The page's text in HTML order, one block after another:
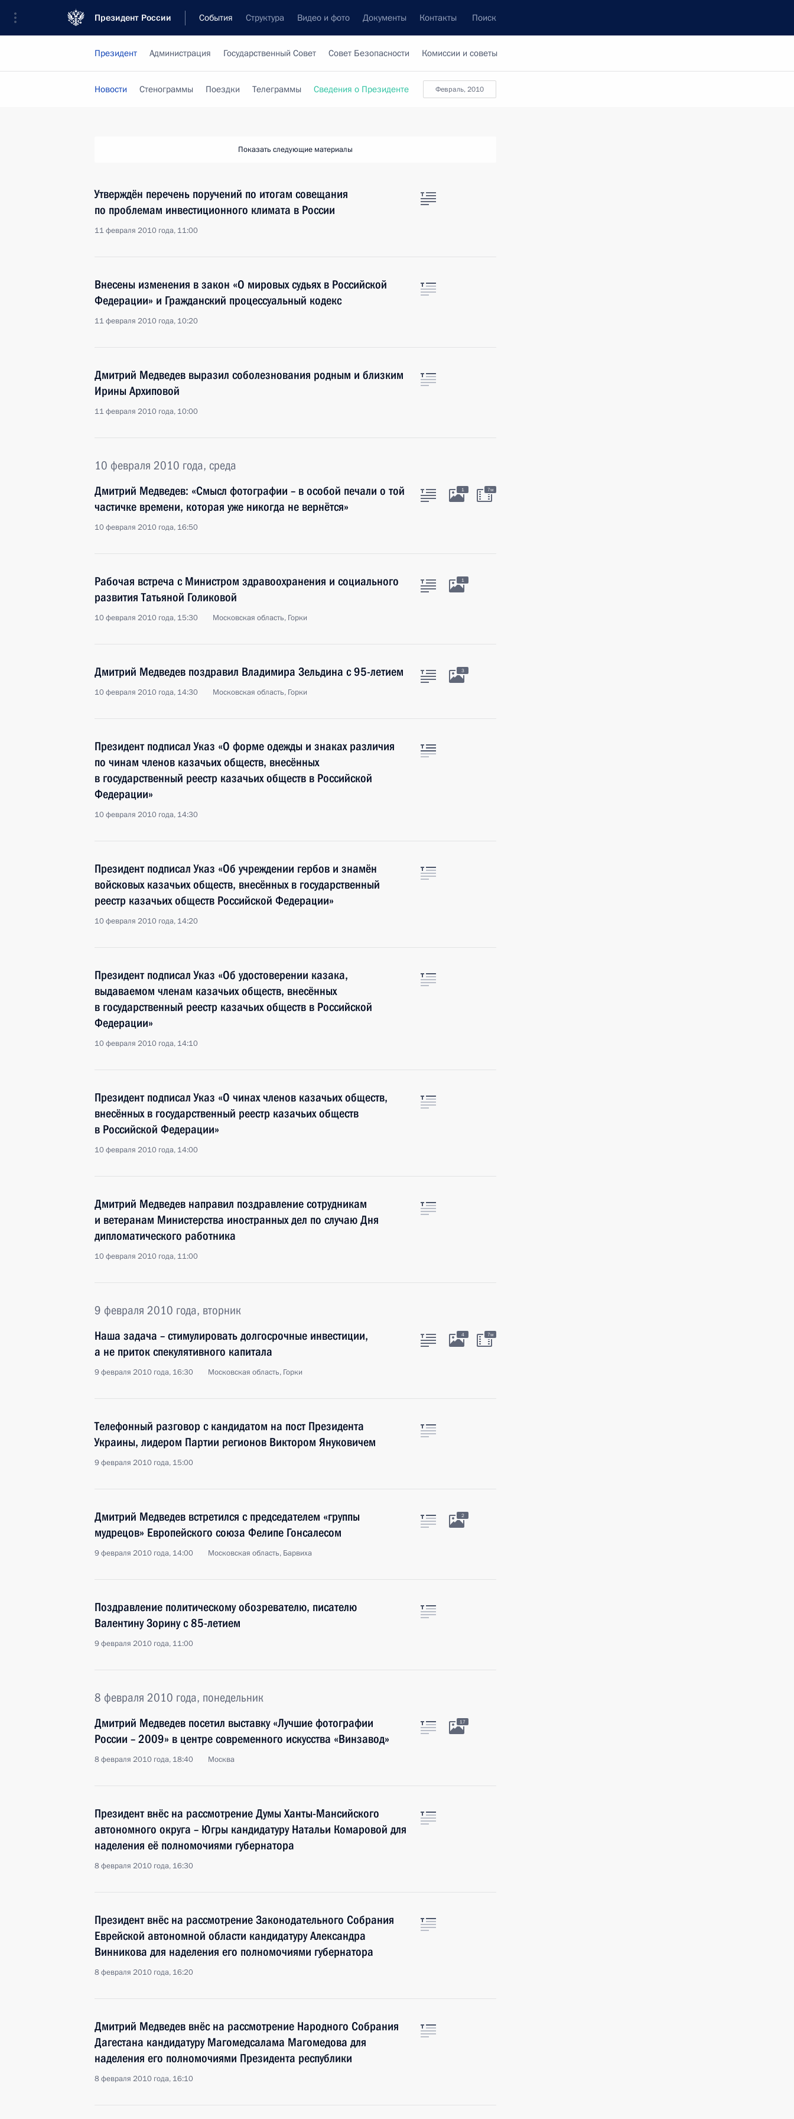
Президент России События Структура Видео и фото Документы Контакты Поиск
Президент Администрация Государственный Совет Совет Безопасности Комиссии и советы
февраль, 2010
Новости Стенограммы Поездки Телеграммы Сведения о Президенте
Показать следующие материалы
Утверждён перечень поручений по итогам совещания
по проблемам инвестиционного климата в России
11 февраля 2010 года, 11:00
Внесены изменения в закон «О мировых судьях в Российской
Федерации» и Гражданский процессуальный кодекс
11 февраля 2010 года, 10:20
Дмитрий Медведев выразил соболезнования родным и близким
Ирины Архиповой
11 февраля 2010 года, 10:00
10 февраля 2010 года, среда
Дмитрий Медведев: «Смысл фотографии – в особой печали о той
частичке времени, которая уже никогда не вернётся»
10 февраля 2010 года, 16:50
1 7м
Рабочая встреча с Министром здравоохранения и социального
развития Татьяной Голиковой
10 февраля 2010 года, 15:30 Московская область, Горки
1
Дмитрий Медведев поздравил Владимира Зельдина с 95-летием
10 февраля 2010 года, 14:30 Московская область, Горки
3
Президент подписал Указ «О форме одежды и знаках различия
по чинам членов казачьих обществ, внесённых
в государственный реестр казачьих обществ в Российской
Федерации»
10 февраля 2010 года, 14:30
Президент подписал Указ «Об учреждении гербов и знамён
войсковых казачьих обществ, внесённых в государственный
реестр казачьих обществ Российской Федерации»
10 февраля 2010 года, 14:20
Президент подписал Указ «Об удостоверении казака,
выдаваемом членам казачьих обществ, внесённых
в государственный реестр казачьих обществ в Российской
Федерации»
10 февраля 2010 года, 14:10
Президент подписал Указ «О чинах членов казачьих обществ,
внесённых в государственный реестр казачьих обществ
в Российской Федерации»
10 февраля 2010 года, 14:00
Дмитрий Медведев направил поздравление сотрудникам
и ветеранам Министерства иностранных дел по случаю Дня
дипломатического работника
10 февраля 2010 года, 11:00
9 февраля 2010 года, вторник
Наша задача – стимулировать долгосрочные инвестиции,
а не приток спекулятивного капитала
9 февраля 2010 года, 16:30 Московская область, Горки
4 7м
Телефонный разговор с кандидатом на пост Президента
Украины, лидером Партии регионов Виктором Януковичем
9 февраля 2010 года, 15:00
Дмитрий Медведев встретился с председателем «группы
мудрецов» Европейского союза Фелипе Гонсалесом
9 февраля 2010 года, 14:00 Московская область, Барвиха
2
Поздравление политическому обозревателю, писателю
Валентину Зорину с 85-летием
9 февраля 2010 года, 11:00
8 февраля 2010 года, понедельник
Дмитрий Медведев посетил выставку «Лучшие фотографии
России – 2009» в центре современного искусства «Винзавод»
8 февраля 2010 года, 18:40 Москва
17
Президент внёс на рассмотрение Думы Ханты-Мансийского
автономного округа – Югры кандидатуру Натальи Комаровой для
наделения её полномочиями губернатора
8 февраля 2010 года, 16:30
Президент внёс на рассмотрение Законодательного Собрания
Еврейской автономной области кандидатуру Александра
Винникова для наделения его полномочиями губернатора
8 февраля 2010 года, 16:20
Дмитрий Медведев внёс на рассмотрение Народного Собрания
Дагестана кандидатуру Магомедсалама Магомедова для
наделения его полномочиями Президента республики
8 февраля 2010 года, 16:10